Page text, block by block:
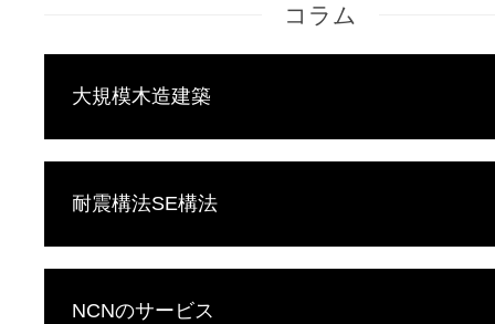
コラム
大規模木造建築
耐震構法SE構法
NCNのサービス